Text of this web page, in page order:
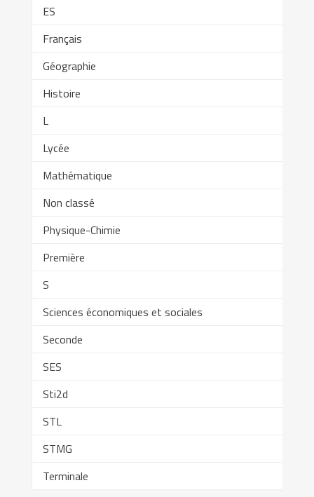
ES
Français
Géographie
Histoire
L
Lycée
Mathématique
Non classé
Physique-Chimie
Première
S
Sciences économiques et sociales
Seconde
SES
Sti2d
STL
STMG
Terminale